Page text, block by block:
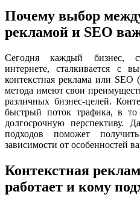
Почему выбор
рекламой и SEO
Сегодня каждый бизнес,
интернете, сталкивается с
контекстная реклама или SEO
метода имеют свои
различных бизнес-целей.
быстрый поток трафика, в
долгосрочную перспективу.
подходов поможет
зависимости от особенностей
Контекстная
работает и кому